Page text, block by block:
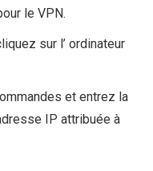
le VPN.
sur l’ ordinateur
et entrez la
IP attribuée à